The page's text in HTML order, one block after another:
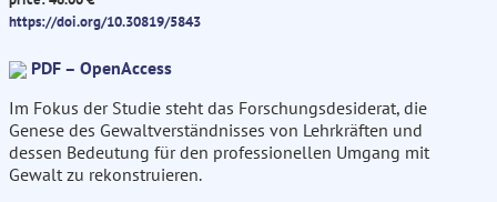
https://doi.org/10.30819/5843
PDF – OpenAccess
Im Fokus der Studie steht das Forschungsdesiderat, die
Genese des Gewaltverständnisses von Lehrkräften und
dessen Bedeutung für den professionellen Umgang mit
Gewalt zu rekonstruieren.